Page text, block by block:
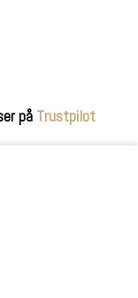
på Trustpilot